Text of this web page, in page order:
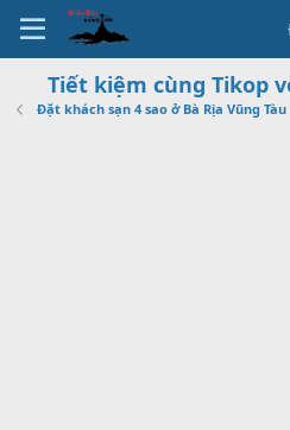
Tiết kiệm cùng Tikop
Đặt khách sạn 4 sao ở Bà Rịa Vũng Tàu